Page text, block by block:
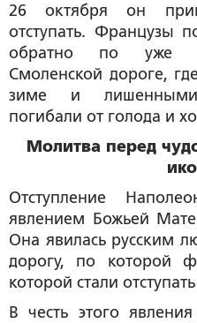
26 октября он
отступать. Французы
обратно по уже
Смоленской дороге,
зиме и лишенными
погибали от голода и
Молитва перед
Отступление
явлением Божьей
Она явилась русским
дорогу, по которой
которой стали
В честь этого